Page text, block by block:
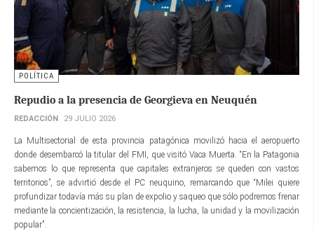
POLÍTICA
Repudio a la presencia de Georgieva en Neuquén
REDACCIÓN 29 JULIO 2026
La Multisectorial de esta provincia patagónica movilizó hacia el aeropuerto
donde desembarcó la titular del FMI, que visitó Vaca Muerta. “En la Patagonia
sabemos lo que representa que capitales extranjeros se queden con vastos
territorios”, se advirtió desde el PC neuquino, remarcando que “Milei quiere
profundizar todavía más su plan de expolio y saqueo que sólo podremos frenar
mediante la concientización, la resistencia, la lucha, la unidad y la movilización
popular”.